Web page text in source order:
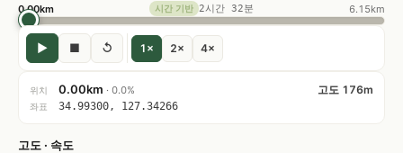
0.00km 시간 기반 2시간 32분 6.15km
▶ ■ ↺ 1× 2× 4×
위치 0.00km · 0.0% 고도 176m
좌표 34.99300, 127.34266
고도 · 속도